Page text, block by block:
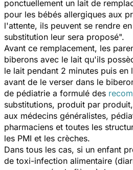
ponctuellement un lait de
pour les bébés allergiques aux
l'attente, ils peuvent se rendre
substitution leur sera proposé".
Avant ce remplacement, les
biberons avec le lait qu'ils
le lait pendant 2 minutes puis en
avant de le verser dans le
de pédiatrie a formulé des
substitutions, produit par
aux médecins généralistes,
pharmaciens et toutes les
les PMI et les crèches.
Dans tous les cas, si un enfant
de toxi-infection alimentaire